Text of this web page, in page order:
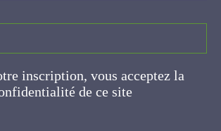
inscription, vous acceptez la
de ce site